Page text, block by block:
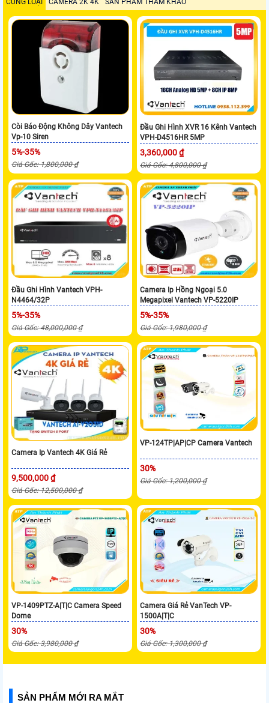
Còi Báo Động Không Dây Vantech
Vp-10 Siren
5%-35%
Giá Gốc: 1,800,000 ₫
Đầu Ghi Hình XVR 16 Kênh Vantech
VPH-D4516HR 5MP
3,360,000 ₫
Giá Gốc: 4,800,000 ₫
Đầu Ghi Hình Vantech VPH-
N4464/32P
5%-35%
Giá Gốc: 48,000,000 ₫
Camera Ip Hồng Ngoại 5.0
Megapixel Vantech VP-5220IP
5%-35%
Giá Gốc: 1,980,000 ₫
Camera Ip Vantech 4K Giá Rẻ
9,500,000 ₫
Giá Gốc: 12,500,000 ₫
VP-124TP|AP|CP Camera Vantech
30%
Giá Gốc: 1,200,000 ₫
VP-1409PTZ-A|T|C Camera Speed
Dome
30%
Giá Gốc: 3,980,000 ₫
Camera Giá Rẻ VanTech VP-
1500A|T|C
30%
Giá Gốc: 1,300,000 ₫
SẢN PHẨM MỚI RA MẮT